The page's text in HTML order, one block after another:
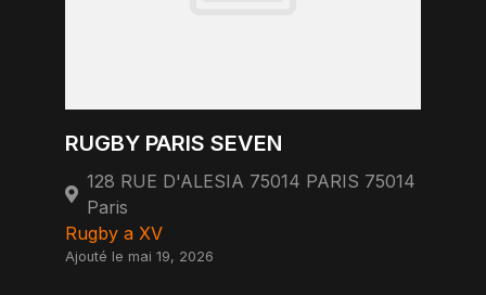
RUGBY PARIS SEVEN
128 RUE D'ALESIA 75014 PARIS 75014
Paris
Rugby a XV
Ajouté le mai 19, 2026